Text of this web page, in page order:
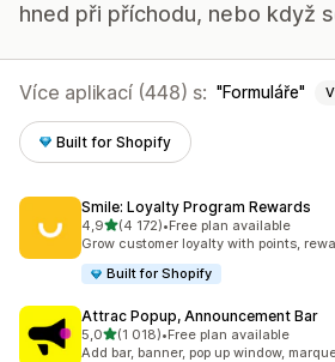
hned při příchodu, nebo když
Více aplikací (448) s: Formuláře
Built for Shopify
Smile: Loyalty Program Rewards
4,9z 5 hvězd
(4 172)
Celkový počet recenzí: 4172
•Free plan available
Grow customer loyalty with points,
Built for Shopify
Attrac Popup, Announcement Bar
5,0z 5 hvězd
(1 018)
Celkový počet recenzí: 1018
•Free plan available
Add bar, banner, pop up window,